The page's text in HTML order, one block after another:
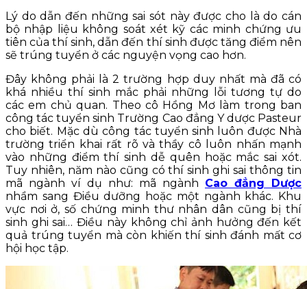
Lý do dẫn đến những sai sót này được cho là do cán
bộ nhập liệu không soát xét kỹ các minh chứng ưu
tiên của thí sinh, dẫn đến thí sinh được tăng điểm nên
sẽ trúng tuyển ở các nguyện vọng cao hơn.
Đây không phải là 2 trường hợp duy nhất mà đã có
khá nhiều thí sinh mắc phải những lỗi tương tự do
các em chủ quan. Theo cô Hồng Mơ làm trong ban
công tác tuyển sinh Trường Cao đẳng Y dược Pasteur
cho biết. Mặc dù công tác tuyển sinh luôn được Nhà
trường triển khai rất rõ và thầy cô luôn nhấn mạnh
vào những điểm thí sinh dễ quên hoặc mắc sai xót.
Tuy nhiên, năm nào cũng có thí sinh ghi sai thông tin
mã ngành ví dụ như: mã ngành Cao đẳng Dược
nhầm sang Điều dưỡng hoặc một ngành khác. Khu
vực nơi ở, số chứng minh thư nhân dân cũng bị thí
sinh ghi sai… Điều này không chỉ ảnh hưởng đến kết
quả trúng tuyển mà còn khiến thí sinh đánh mất cơ
hội học tập.